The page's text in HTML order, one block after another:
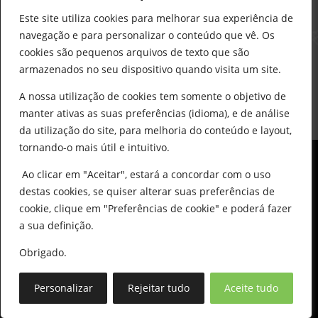
Este site utiliza cookies para melhorar sua experiência de
navegação e para personalizar o conteúdo que vê. Os
cookies são pequenos arquivos de texto que são
armazenados no seu dispositivo quando visita um site.
A nossa utilização de cookies tem somente o objetivo de
manter ativas as suas preferências (idioma), e de análise
da utilização do site, para melhoria do conteúdo e layout,
tornando-o mais útil e intuitivo.
Ao clicar em "Aceitar", estará a concordar com o uso
destas cookies, se quiser alterar suas preferências de
cookie, clique em "Preferências de cookie" e poderá fazer
a sua definição.
Obrigado.
Personalizar Rejeitar tudo Aceite tudo
construcao@delarobia.pt
R. António Andrade, 1171
2820-287 • Charneca de Caparica
PESQUISAR
© All Copyright 2025 by Delarobia.pt